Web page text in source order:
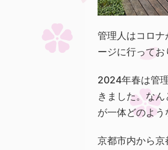
管理人はコロ
ージに行ってお
2024年春は管
きました。な
が一体どのよう
京都市内から